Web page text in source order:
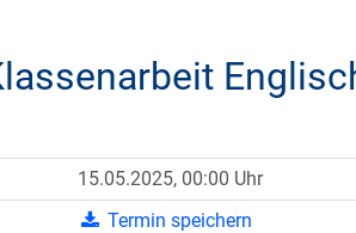
15.05.2025, 00:00 Uhr
Termin speichern